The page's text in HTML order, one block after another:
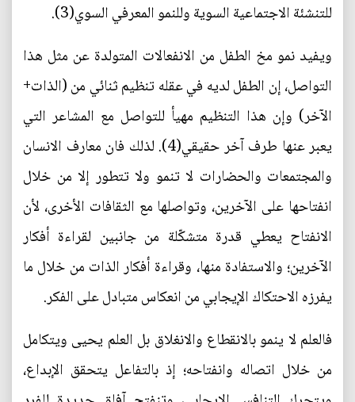
للتنشئة الاجتماعية السوية وللنمو المعرفي السوي(3).
ويفيد نمو مخ الطفل من الانفعالات المتولدة عن مثل هذا
التواصل، إن الطفل لديه في عقله تنظيم ثنائي من (الذات+
الآخر) وإن هذا التنظيم مهيأ للتواصل مع المشاعر التي
يعبر عنها طرف آخر حقيقي(4). لذلك فان معارف الانسان
والمجتمعات والحضارات لا تنمو ولا تتطور إلا من خلال
انفتاحها على الآخرين، وتواصلها مع الثقافات الأخرى، لأن
الانفتاح يعطي قدرة متشكّلة من جانبين لقراءة أفكار
الآخرين؛ والاستفادة منها، وقراءة أفكار الذات من خلال ما
يفرزه الاحتكاك الإيجابي من انعكاس متبادل على الفكر.
فالعلم لا ينمو بالانقطاع والانغلاق بل العلم يحيى ويتكامل
من خلال اتصاله وانفتاحه؛ إذ بالتفاعل يتحقق الإبداع،